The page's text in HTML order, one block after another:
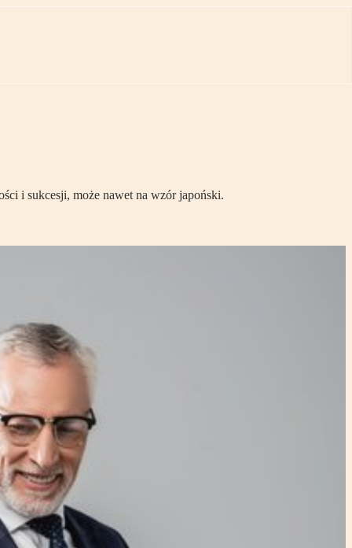
i sukcesji, może nawet na wzór japoński.